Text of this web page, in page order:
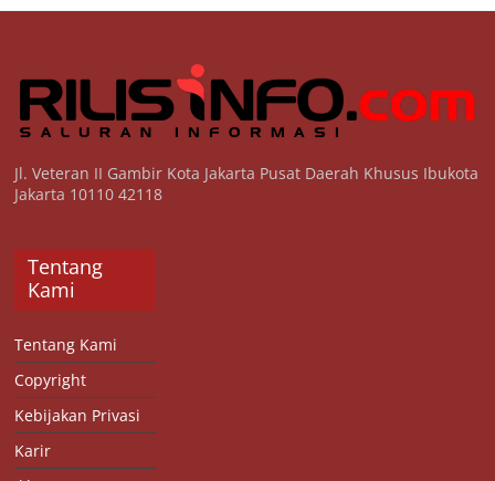
Jl. Veteran II Gambir Kota Jakarta Pusat Daerah Khusus Ibukota
Jakarta 10110 42118
Tentang
Kami
Tentang Kami
Copyright
Kebijakan Privasi
Karir